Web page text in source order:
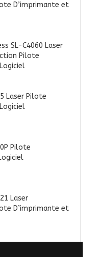
D’imprimante et
SL-C4060 Laser
Pilote
Laser Pilote
Pilote
Laser
D’imprimante et